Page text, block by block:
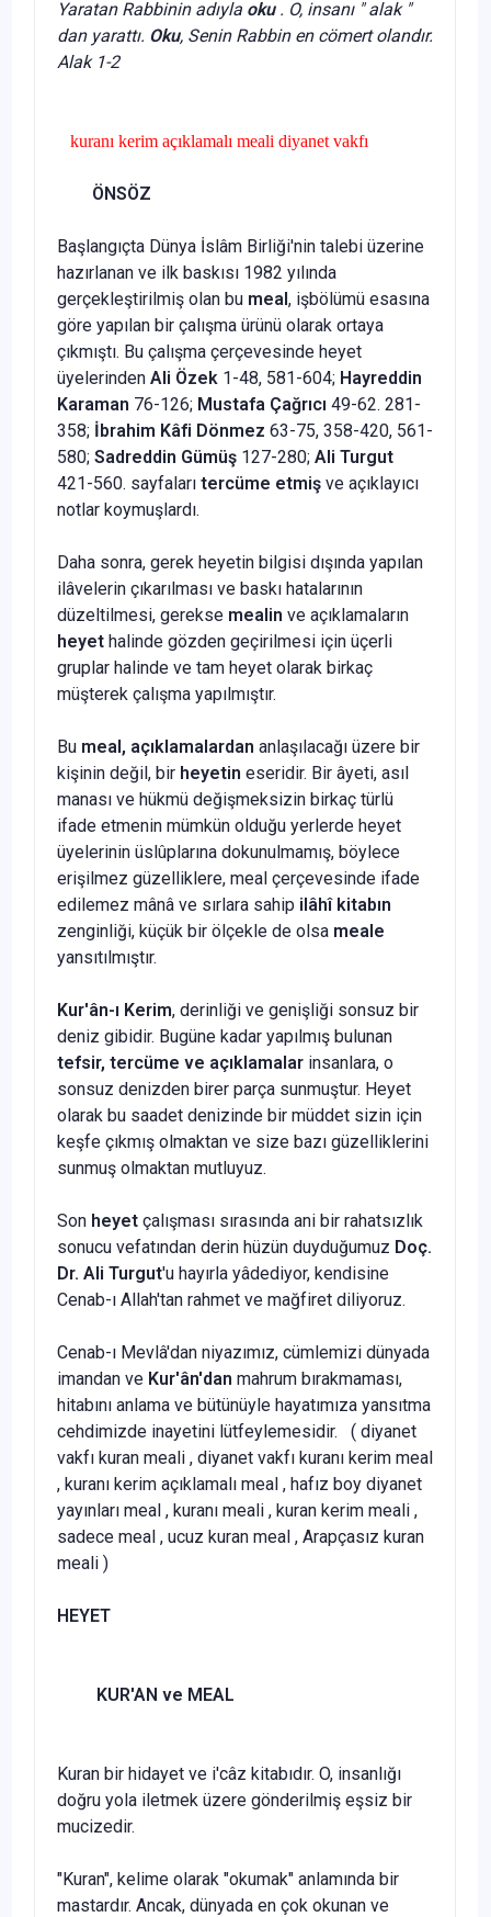
Yaratan Rabbinin adıyla oku. O, insanı " alak "
dan yarattı. Oku, Senin Rabbin en cömert olandır.
Alak 1-2
kuranı kerim açıklamalı meali diyanet vakfı
ÖNSÖZ
Başlangıçta Dünya İslâm Birliği'nin talebi üzerine
hazırla­nan ve ilk baskısı 1982 yılında
gerçekleştirilmiş olan bu meal, işbölümü esasına
göre yapılan bir çalışma ürünü olarak ortaya
çıkmıştı. Bu çalışma çerçevesinde heyet
üyelerinden Ali Özek 1-48, 581-604; Hayreddin
Karaman 76-126; Mustafa Çağrıcı 49-62. 281-
358; İbrahim Kâfi Dönmez 63-75, 358-420, 561-
580; Sadreddin Gümüş 127-280; Ali Turgut
421-560. sayfala­rı tercüme etmiş ve açıklayıcı
notlar koymuşlardı.
Daha sonra, gerek heyetin bilgisi dışında yapılan
ilâvelerin çıkarılması ve baskı hatalarının
düzeltilmesi, gerekse mealin ve açıklamaların
heyet halinde gözden geçirilmesi için üçerli
gruplar halinde ve tam heyet olarak birkaç
müşterek çalışma yapılmıştır.
Bu meal, açıklamalardan anlaşılacağı üzere bir
kişinin de­ğil, bir heyetin eseridir. Bir âyeti, asıl
manası ve hükmü değişmeksizin birkaç türlü
ifade etmenin mümkün olduğu yerlerde heyet
üyelerinin üslûplarına dokunulmamış, böylece
erişilmez güzelliklere, meal çerçevesinde ifade
edilemez mânâ ve sırla­ra sahip ilâhî kitabın
zenginliği, küçük bir ölçekle de olsa meale
yansıtılmıştır.
Kur'ân-ı Kerim, derinliği ve genişliği sonsuz bir
deniz gibi­dir. Bugüne kadar yapılmış bulunan
tefsir, tercüme ve açıkla­malar insanlara, o
sonsuz denizden birer parça sunmuştur. He­yet
olarak bu saadet denizinde bir müddet sizin için
keşfe çık­mış olmaktan ve size bazı güzelliklerini
sunmuş olmaktan mutluyuz.
Son heyet çalışması sırasında ani bir rahatsızlık
sonucu ve­fatından derin hüzün duyduğumuz Doç.
Dr. Ali Turgut'u ha­yırla yâdediyor, kendisine
Cenab-ı Allah'tan rahmet ve mağfi­ret diliyoruz.
Cenab-ı Mevlâ'dan niyazımız, cümlemizi dünyada
iman­dan ve Kur'ân'dan mahrum bırakmaması,
hitabını anlama ve bütünüyle hayatımıza yansıtma
cehdimizde inayetini lütfeylemesidir. ( diyanet
vakfı kuran meali , diyanet vakfı kuranı kerim meal
, kuranı kerim açıklamalı meal , hafız boy diyanet
yayınları meal , kuranı meali , kuran kerim meali ,
sadece meal , ucuz kuran meal , Arapçasız kuran
meali )
HEYET
KUR'AN ve MEAL
Kuran bir hidayet ve i'câz kitabıdır. O, insanlığı
doğru yola iletmek üzere gönderilmiş eşsiz bir
mucizedir.
"Kuran", kelime olarak "okumak" anlamında bir
mastardır. Ancak, dünyada en çok okunan ve